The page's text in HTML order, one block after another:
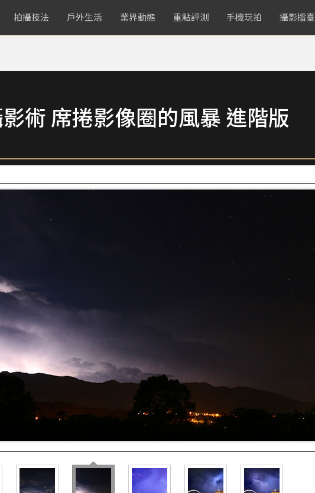
拍攝技法 戶外生活 業界動態 重點評測 手機玩拍 攝影擂臺
術 席捲影像圈的風暴 進階版